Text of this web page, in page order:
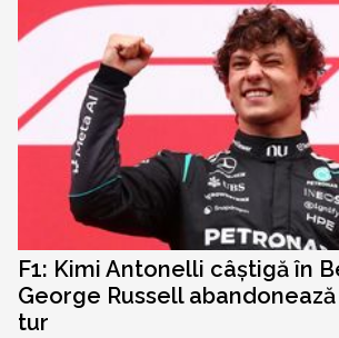
F1: Kimi Antonelli câștigă în
George Russell
tur